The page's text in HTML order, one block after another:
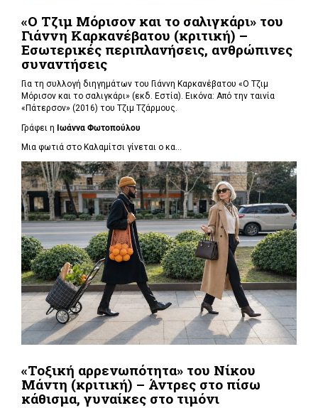
«Ο Τζιμ Μόρισον και το σαλιγκάρι» του
Γιάννη Καρκανέβατου (κριτική) –
Εσωτερικές περιπλανήσεις, ανθρώπινες
συναντήσεις
Για τη συλλογή διηγημάτων του Γιάννη Καρκανέβατου «Ο Τζιμ
Μόρισον και το σαλιγκάρι» (εκδ. Εστία). Εικόνα: Από την ταινία
«Πάτερσον» (2016) του Τζιμ Τζάρμους.
Γράφει η Ιωάννα Φωτοπούλου
Μια φωτιά στο Καλαμίτσι γίνεται ο κα...
«Τοξική αρρενωπότητα» του Νίκου
Μάντη (κριτική) – Άντρες στο πίσω
κάθισμα, γυναίκες στο τιμόνι